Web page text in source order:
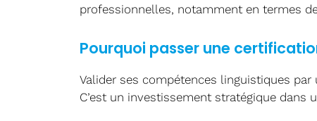
professionnelles, notamment en termes
Pourquoi passer une
Valider ses compétences linguistiques par
C’est un investissement stratégique dans